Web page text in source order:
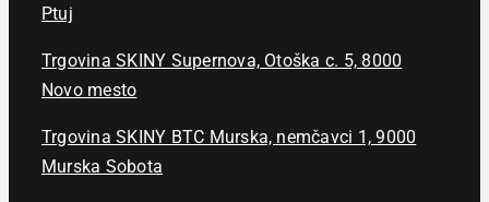
Ptuj
Trgovina SKINY Supernova, Otoška c. 5, 8000
Novo mesto
Trgovina SKINY BTC Murska, nemčavci 1, 9000
Murska Sobota